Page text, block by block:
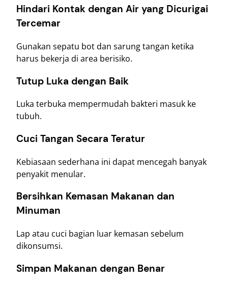
Hindari Kontak dengan Air yang Dicurigai
Tercemar
Gunakan sepatu bot dan sarung tangan ketika
harus bekerja di area berisiko.
Tutup Luka dengan Baik
Luka terbuka mempermudah bakteri masuk ke
tubuh.
Cuci Tangan Secara Teratur
Kebiasaan sederhana ini dapat mencegah banyak
penyakit menular.
Bersihkan Kemasan Makanan dan
Minuman
Lap atau cuci bagian luar kemasan sebelum
dikonsumsi.
Simpan Makanan dengan Benar